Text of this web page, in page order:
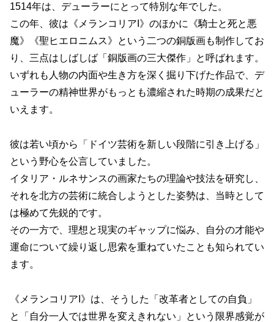
1514年は、デューラーにとって特別な年でした。
この年、彼は《メランコリアI》のほかに《騎士と死と悪
魔》《聖ヒエロニムス》という二つの銅版画も制作してお
り、三点はしばしば「銅版画の三大傑作」と呼ばれます。
いずれも人物の内面や生き方を深く掘り下げた作品で、デ
ューラーの精神世界がもっとも濃縮された時期の成果だと
いえます。
彼は若い頃から「ドイツ芸術を新しい段階に引き上げる」
という野心を公言していました。
イタリア・ルネサンスの画家たちの理論や技法を研究し、
それを北方の芸術に統合しようとした姿勢は、当時として
は極めて先鋭的です。
その一方で、理想と現実のギャップに悩み、自分の才能や
運命について繰り返し思索を重ねていたことも知られてい
ます。
《メランコリアI》は、そうした「改革者としての自負」
と「自分一人では世界を変えきれない」という限界感覚が